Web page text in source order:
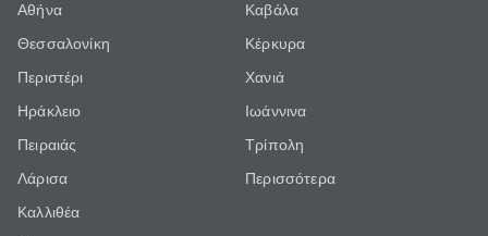
Αθήνα
Θεσσαλονίκη
Περιστέρι
Ηράκλειο
Πειραιάς
Λάρισα
Καλλιθέα
Καβάλα
Κέρκυρα
Χανιά
Ιωάννινα
Τρίπολη
Περισσότερα